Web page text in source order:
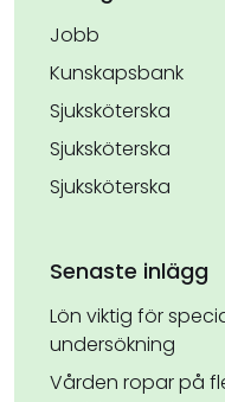
Jobb
Kunskapsbank
Sjuksköterska
Sjuksköterska
Sjuksköterska
Senaste inlägg
Lön viktig för
undersökning
Vården ropar på